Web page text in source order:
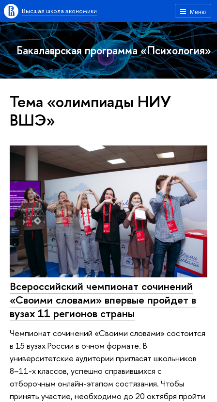
Меню
Высшая школа экономики
Бакалаврская программа «Психология»
Тема «олимпиады НИУ
ВШЭ»
Всероссийский чемпионат сочинений
«Своими словами» впервые пройдет в
вузах 11 регионов страны
Чемпионат сочинений «Своими словами» состоится
в 15 вузах России в очном формате. В
университетские аудитории пригласят школьников
8–11-х классов, успешно справившихся с
отборочным онлайн-этапом состязания. Чтобы
принять участие, необходимо до 20 октября пройти